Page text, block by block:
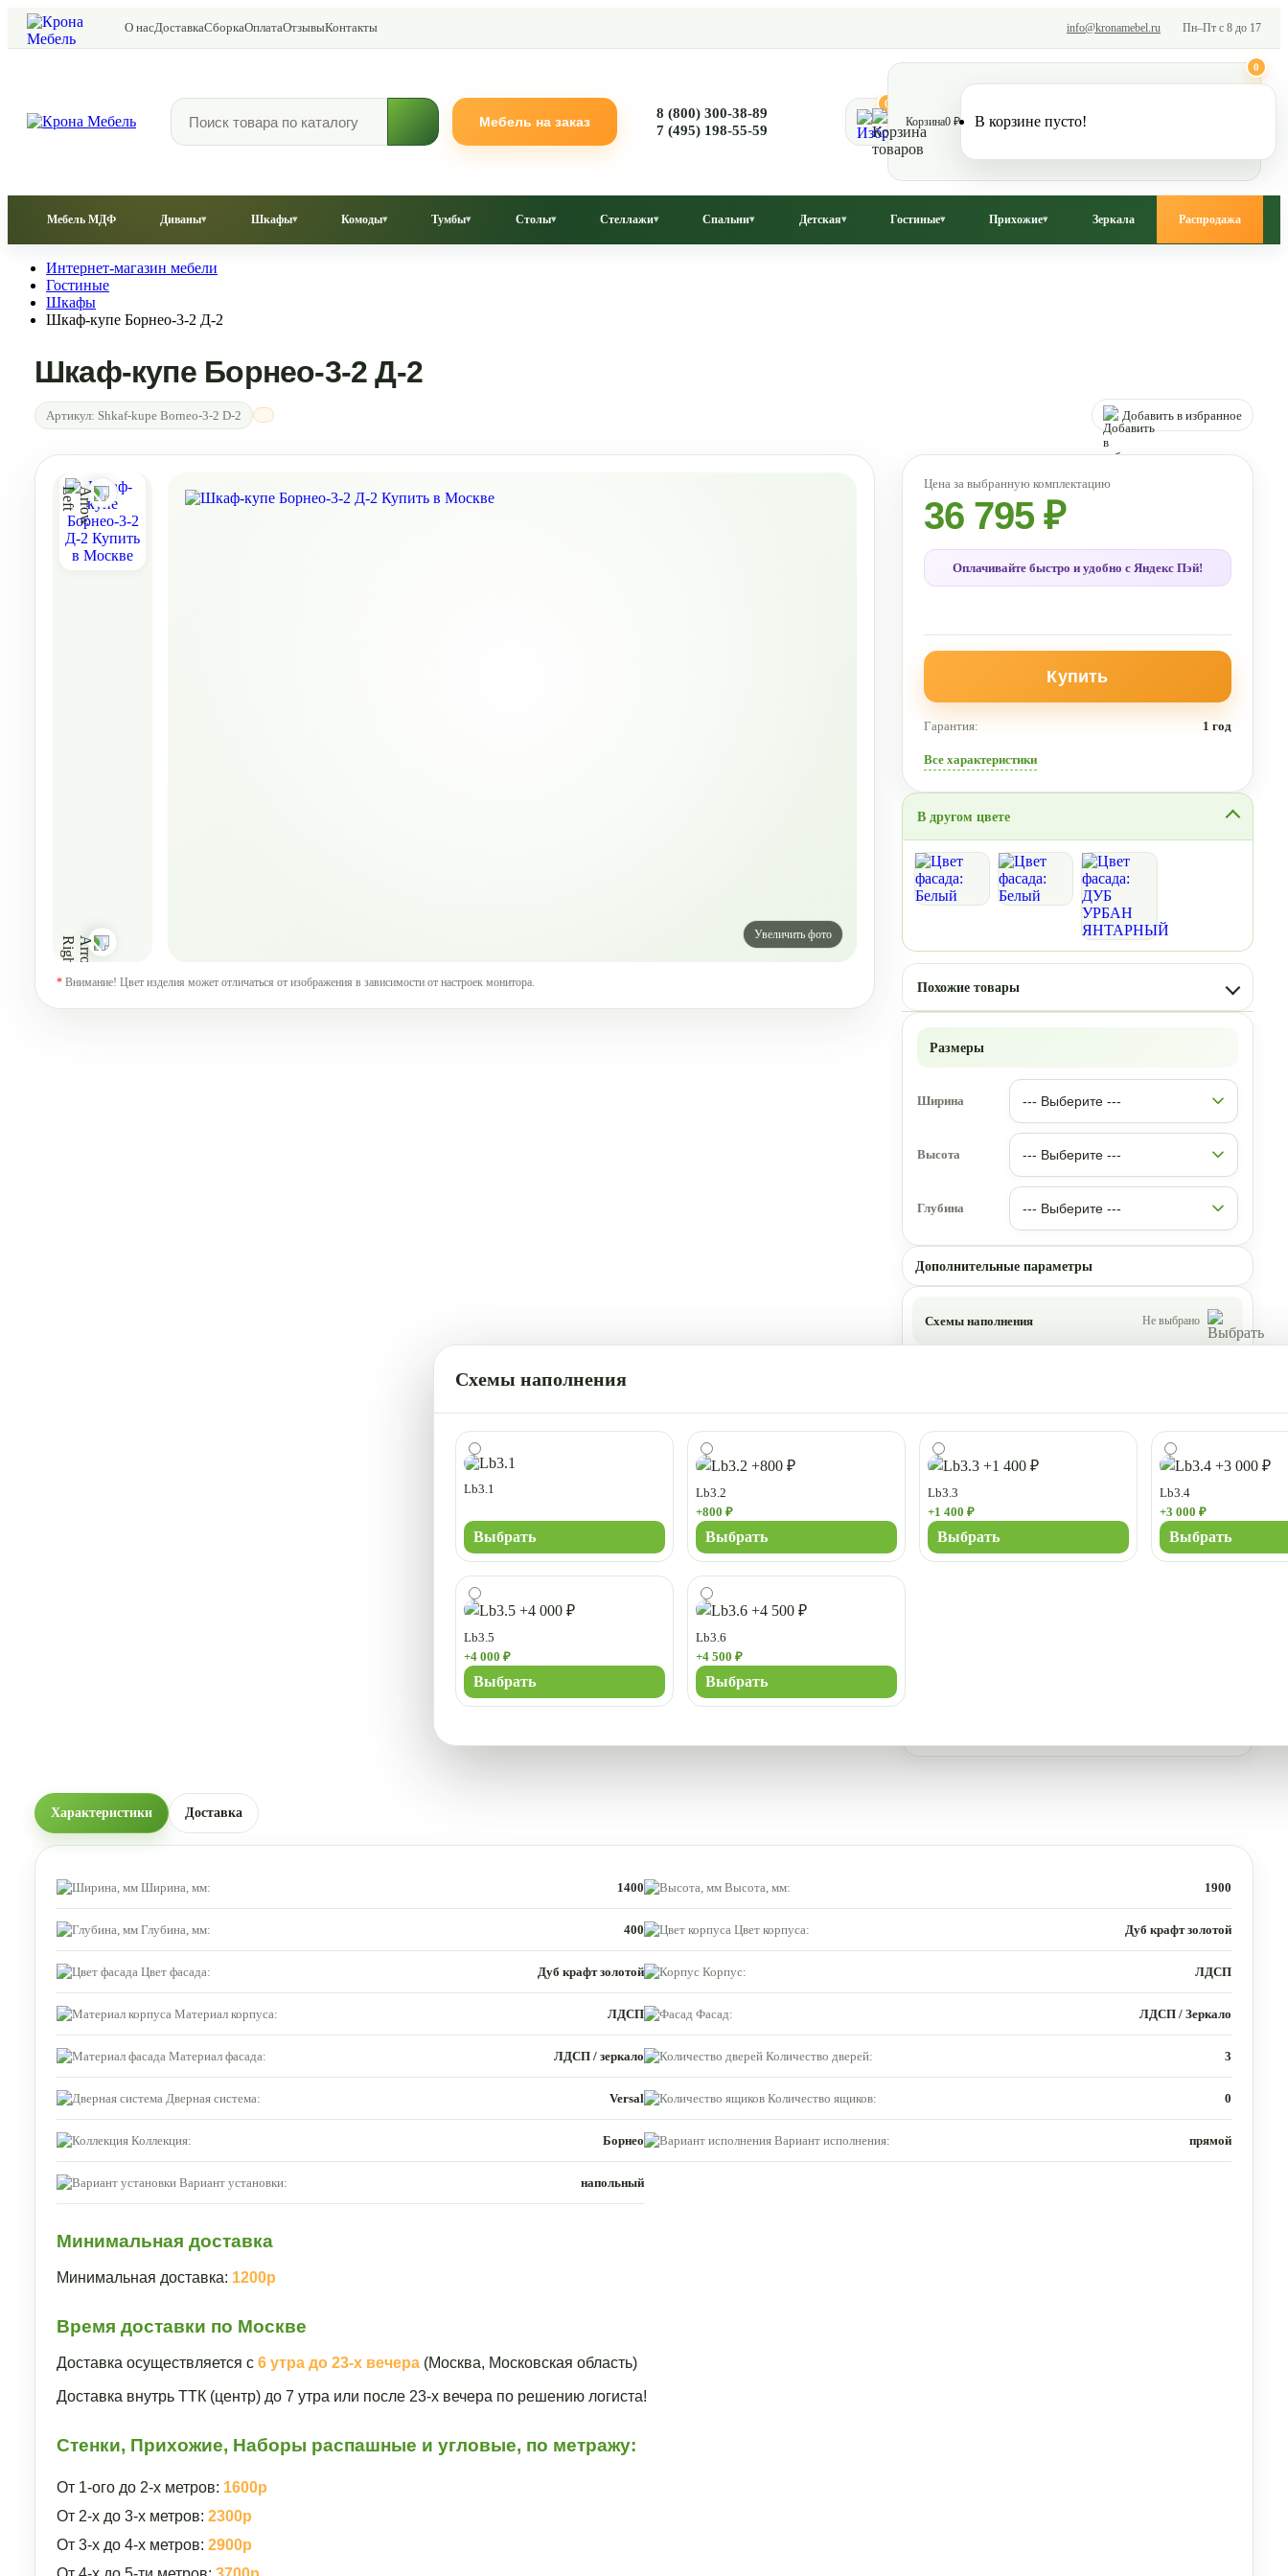
О насДоставкаСборкаОплатаОтзывыКонтакты info@kronamebel.ru Пн–Пт с 8 до 17
Мебель на заказ
8 (800) 300-38-89
7 (495) 198-55-59
0
Корзина
0
0 ₽ В корзине пусто!
Мебель МДФ Диваны▾ Шкафы▾ Комоды▾ Тумбы▾ Столы▾ Стеллажи▾ Спальни▾ Детская▾ Гостиные▾ Прихожие▾ Зеркала Распродажа
Интернет-магазин мебели
Гостиные
Шкафы
Шкаф-купе Борнео-3-2 Д-2
Шкаф-купе Борнео-3-2 Д-2
Артикул: Shkaf-kupe Borneo-3-2 D-2 Добавить в избранное
* Внимание! Цвет изделия может отличаться от изображения в зависимости от настроек монитора.
36 795 ₽
Оплачивайте быстро и удобно с Яндекс Пэй!
Купить
Гарантия: 1 год
Все характеристики
В другом цвете
Похожие товары
Размеры
Ширина
Высота
Глубина
Дополнительные параметры
Схемы наполнения Не выбрано
Схемы наполнения
Lb3.1
Выбрать
Lb3.2
+800 ₽
Выбрать
Lb3.3
+1 400 ₽
Выбрать
Lb3.4
+3 000 ₽
Выбрать
Lb3.5
+4 000 ₽
Выбрать
Lb3.6
+4 500 ₽
Выбрать
Характеристики Доставка
Ширина, мм: 1400 Высота, мм: 1900
Глубина, мм: 400 Цвет корпуса: Дуб крафт золотой
Цвет фасада: Дуб крафт золотой Корпус: ЛДСП
Материал корпуса: ЛДСП Фасад: ЛДСП / Зеркало
Материал фасада: ЛДСП / зеркало Количество дверей: 3
Дверная система: Versal Количество ящиков: 0
Коллекция: Борнео Вариант исполнения: прямой
Вариант установки: напольный
Минимальная доставка
Минимальная доставка: 1200р
Время доставки по Москве
Доставка осуществляется с 6 утра до 23-х вечера (Москва, Московская область)
Доставка внутрь ТТК (центр) до 7 утра или после 23-х вечера по решению логиста!
Стенки, Прихожие, Наборы распашные и угловые, по метражу:
От 1-ого до 2-х метров: 1600р
От 2-х до 3-х метров: 2300р
От 3-х до 4-х метров: 2900р